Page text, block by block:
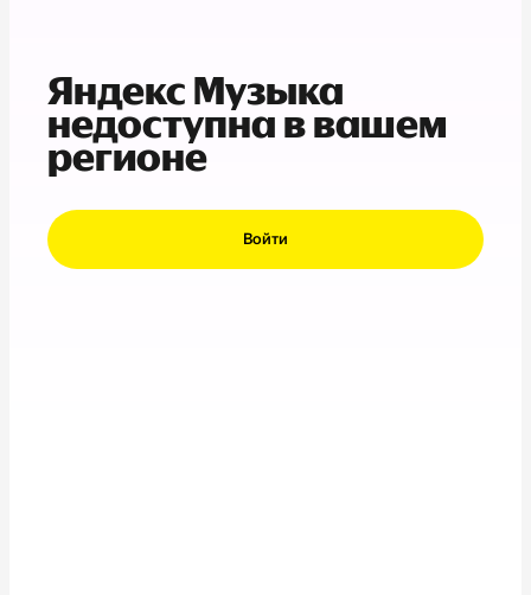
Яндекс Музыка
недоступна в вашем
регионе
Войти